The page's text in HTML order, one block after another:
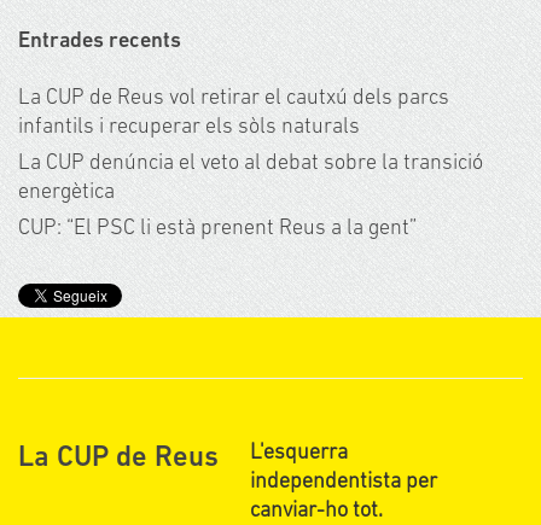
Entrades recents
La CUP de Reus vol retirar el cautxú dels parcs
infantils i recuperar els sòls naturals
La CUP denúncia el veto al debat sobre la transició
energètica
CUP: “El PSC li està prenent Reus a la gent”
La CUP de Reus
L'esquerra
independentista per
canviar-ho tot.